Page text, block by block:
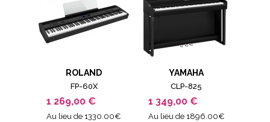
ROLAND
FP-60X
1 269,00 €
Au lieu de 1330.00€
YAMAHA
CLP-825
1 349,00 €
Au lieu de 1896.00€